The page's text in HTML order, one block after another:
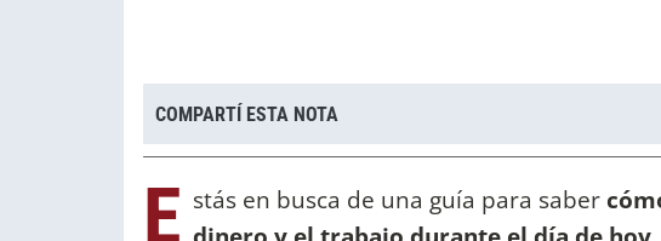
COMPARTÍ ESTA NOTA
E stás en busca de una guía para saber